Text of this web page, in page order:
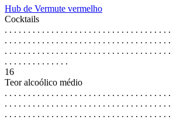
Hub de Vermute vermelho
Cocktails
. . . . . . . . . . . . . . . . . . . . . . . . . . . . . . . . . . .
. . . . . . . . . . . . . . . . . . . . . . . . . . . . . . . . . . .
. . . . . . . . . . . . . . . . . . . . . . . . . . . . . . . . . . .
. . . . . . . . . . . . . .
16
Teor alcoólico médio
. . . . . . . . . . . . . . . . . . . . . . . . . . . . . . . . . . .
. . . . . . . . . . . . . . . . . . . . . . . . . . . . . . . . . . .
. . . . . . . . . . . . . . . . . . . . . . . . . . . . . . . . . . .